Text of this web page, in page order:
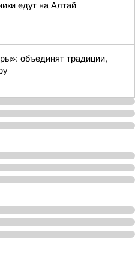
едут на Алтай
объединят традиции,